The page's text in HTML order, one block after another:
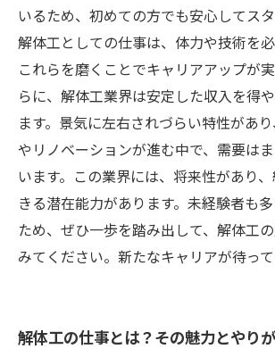
いるため、初めての方でも安心してスタ
解体工としての仕事は、体力や技術を必
これらを磨くことでキャリアアップが
らに、解体工業界は安定した収入を得
ます。景気に左右されづらい特性があ
やリノベーションが進む中で、需要は
います。この業界には、将来性があり
きる潜在能力があります。未経験者も
ため、ぜひ一歩を踏み出して、解体工
みてください。新たなキャリアが待って
解体工の仕事とは？その魅力とやり